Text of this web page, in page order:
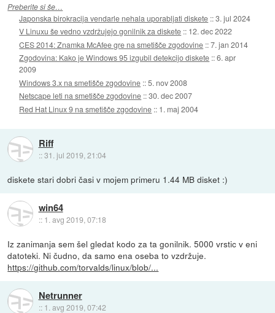
Preberite si še…
Japonska birokracija vendarle nehala uporabljati diskete ::3. jul 2024
V Linuxu še vedno vzdržujejo gonilnik za diskete :: 12. dec 2022
CES 2014: Znamka McAfee gre na smetišče zgodovine ::7. jan 2014
Zgodovina: Kako je Windows 95 izgubil detekcijo diskete ::6. apr
2009
Windows 3.x na smetišče zgodovine ::5. nov 2008
Netscape leti na smetišče zgodovine ::30. dec 2007
Red Hat Linux 9 na smetišče zgodovine :: 1. maj 2004
Riff
::31. jul 2019, 21:04
diskete stari dobri časi v mojem primeru 1.44 MB disket :)
win64
:: 1. avg 2019, 07:18
Iz zanimanja sem šel gledat kodo za ta gonilnik. 5000 vrstic v eni
datoteki. Ni čudno, da samo ena oseba to vzdržuje.
https://github.com/torvalds/linux/blob/...
Netrunner
:: 1. avg 2019, 07:42